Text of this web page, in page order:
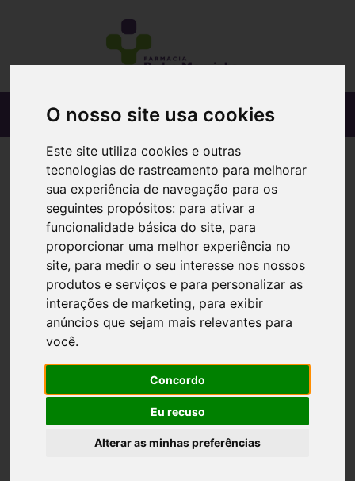
O nosso site usa cookies
Este site utiliza cookies e outras
tecnologias de rastreamento para melhorar
sua experiência de navegação para os
seguintes propósitos: para ativar a
funcionalidade básica do site, para
proporcionar uma melhor experiência no
site, para medir o seu interesse nos nossos
produtos e serviços e para personalizar as
interações de marketing, para exibir
anúncios que sejam mais relevantes para
você.
Concordo
Eu recuso
Alterar as minhas preferências